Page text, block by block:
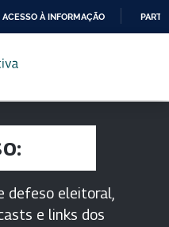
ACESSO À INFORMAÇÃO
defeso eleitoral,
e links dos